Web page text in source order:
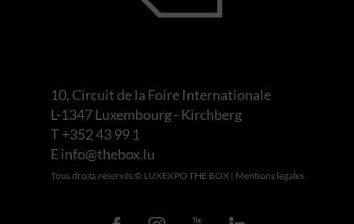
10, Circuit de la Foire Internationale
L-1347 Luxembourg - Kirchberg
T +352 43 99 1
Einfo@thebox.lu
Tous droits réservés © LUXEXPO THE BOX | Mentions légales